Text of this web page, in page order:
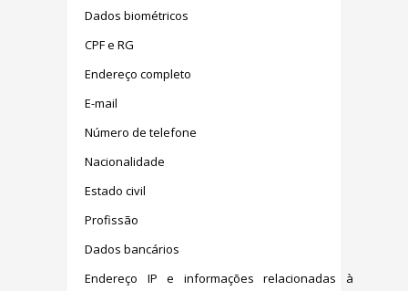
Dados biométricos
CPF e RG
Endereço completo
E-mail
Número de telefone
Nacionalidade
Estado civil
Profissão
Dados bancários
Endereço IP e informações relacionadas à